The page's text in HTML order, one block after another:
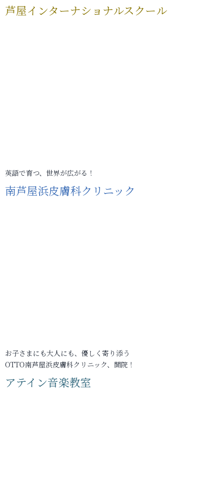
芦屋インターナショナルスクール
英語で育つ、世界が広がる！
南芦屋浜皮膚科クリニック
お子さまにも大人にも、優しく寄り添う
OTTO南芦屋浜皮膚科クリニック、開院！
アテイン音楽教室